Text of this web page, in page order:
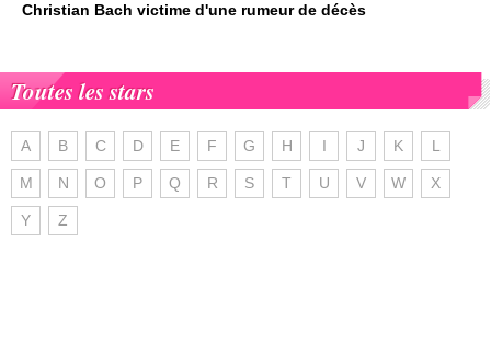
Christian Bach victime d'une rumeur de décès
Toutes les stars
A B C D E F G H I J K L
M N O P Q R S T U V W X
Y Z